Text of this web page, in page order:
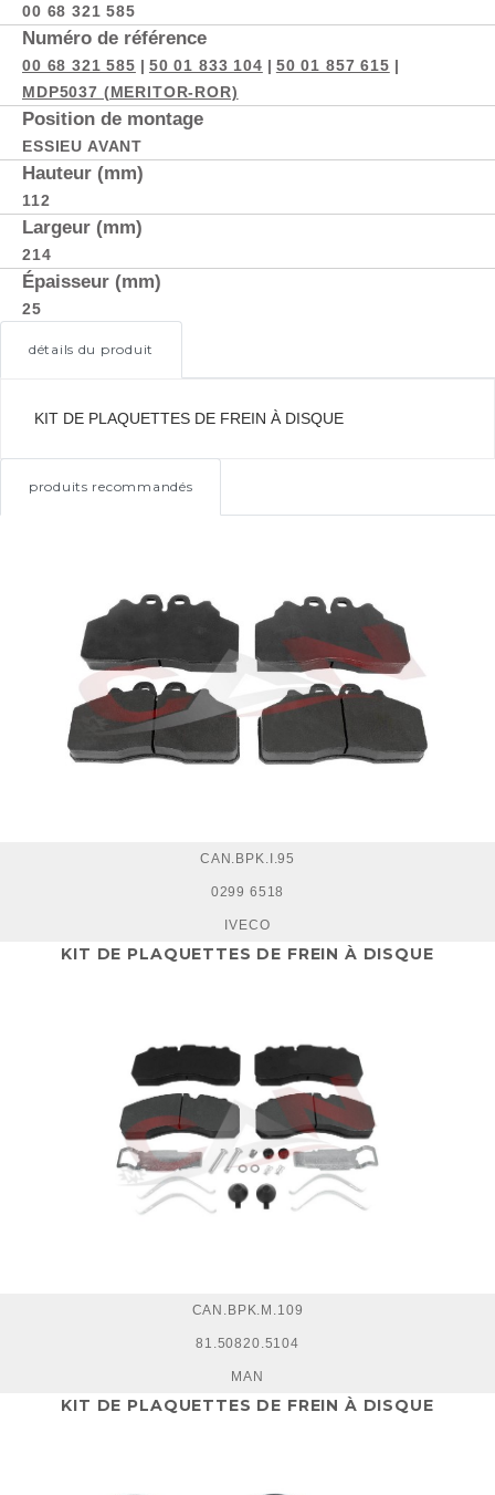
00 68 321 585
Numéro de référence
00 68 321 585 | 50 01 833 104 | 50 01 857 615 |
MDP5037 (MERITOR-ROR)
Position de montage
ESSIEU AVANT
Hauteur (mm)
112
Largeur (mm)
214
Épaisseur (mm)
25
détails du produit
KIT DE PLAQUETTES DE FREIN À DISQUE
produits recommandés
CAN.BPK.I.95
0299 6518
IVECO
KIT DE PLAQUETTES DE FREIN À DISQUE
CAN.BPK.M.109
81.50820.5104
MAN
KIT DE PLAQUETTES DE FREIN À DISQUE